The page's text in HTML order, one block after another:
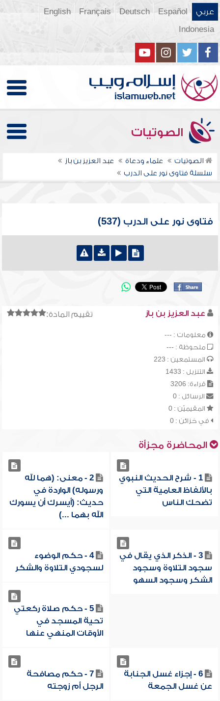
عربي Español
Deutsch
Français
English
Indonesia
الصوتيات
الصوتيات علماء ودعاة
عبد العزيز بن باز
سلسلة فتاوى نور على الدرب
فتاوى نور على الدرب (537)
تقييم المادة: عبد العزيز بن باز
معلومات : ---
ملحوظة : ---
المستمعين : 223
التنزيل : 1433
قراءة: 3206
الرسائل : 0
المقيميّن : 0
في خزائن : 0
المحاضرة مجزأة
1 - شرح الحديث النبوي
بالألفاظ العامية التي
تضحك الناس
2 - معنى: (هما لله
ورسوله) الواردة في
حديث: (أيسرك أن يسورك
الله بهما ...)
3 - الذكر الذي يقال في
سجود التلاوة وسجود
الشكر وسجود السهو
4 - حكم الوضوء
لسجودي التلاوة والشكر
5 - حكم صلاة ركعتي
تحية المسجد في
الأوقات المنهي عنها
6 - إجزاء غسل الجنابة
عن غسل الجمعة
7 - حكم مصافحة
الرجل أم زوجته